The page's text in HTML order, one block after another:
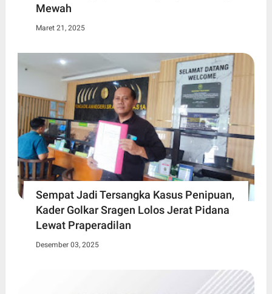
Mewah
Maret 21, 2025
Sempat Jadi Tersangka Kasus Penipuan,
Kader Golkar Sragen Lolos Jerat Pidana
Lewat Praperadilan
Desember 03, 2025